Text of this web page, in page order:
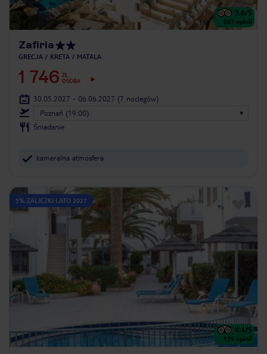
3.6/5
207 opinii
Zafiria
GRECJA KRETA MATALA
1 746 ZŁ
OSOBA
30.05.2027 - 06.06.2027 (7 noclegów)
Poznań (19:00)
Śniadanie
kameralna atmosfera
5% ZALICZKI LATO 2027
4.4/5
159 opinii